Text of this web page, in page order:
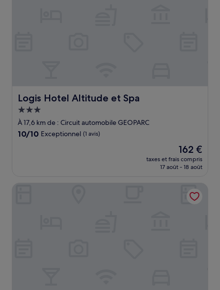
Logis Hotel Altitude et Spa
Logis Hotel Altitude et Spa
Hébergement
3.0 étoiles
À 17,6 km de : Circuit automobile GEOPARC
10.0
10/10 Exceptionnel (1 avis)
Le
nouveau
prix
de
162 €
162 €
taxes et frais compris
17 août - 18 août